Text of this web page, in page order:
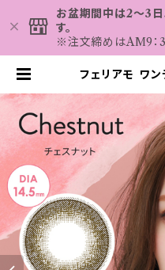
お盆期間中は2～3
す。
※注文締めはAM9：
フェリアモ ワ
いやん） イメ
ズ feliamo
コンタクト コ
ン